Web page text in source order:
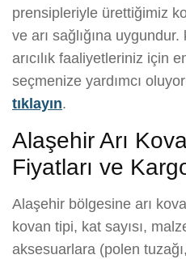
prensipleriyle ürettiğimiz
ve arı sağlığına
arıcılık faaliyetleriniz için
seçmenize yardımcı
tıklayın.
Alaşehir Arı
Fiyatları ve
Alaşehir bölgesine arı
kovan tipi, kat sayısı,
aksesuarlara (polen